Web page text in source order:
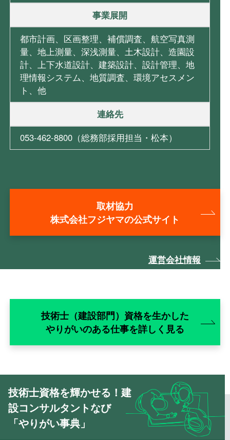
事業展開
都市計画、区画整理、補償調査、航空写真測
量、地上測量、深浅測量、土木設計、造園設
計、上下水道設計、建築設計、設計管理、地
理情報システム、地質調査、環境アセスメン
ト、他
連絡先
053-462-8800（総務部採用担当・松本）
取材協力
株式会社フジヤマの公式サイト
運営会社情報
技術士（建設部門）資格を生かした
やりがいのある仕事を詳しく見る
技術士資格を輝かせる！建
設コンサルタントなび
「やりがい事典」